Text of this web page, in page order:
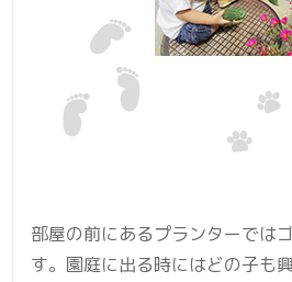
部屋の前にあるプランターでは
す。園庭に出る時にはどの子も